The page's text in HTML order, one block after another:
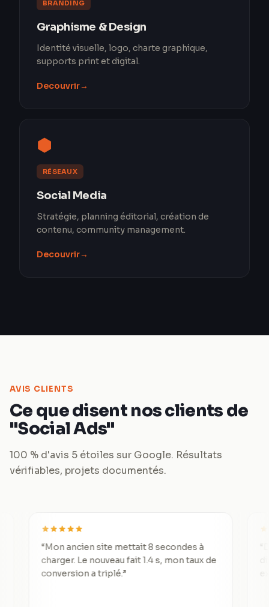
BRANDING
Graphisme & Design
Identité visuelle, logo, charte graphique,
supports print et digital.
Decouvrir→
⬢
RÉSEAUX
Social Media
Stratégie, planning éditorial, création de
contenu, community management.
Decouvrir→
AVIS CLIENTS
Ce que disent nos clients de
"Social Ads"
100 % d'avis 5 étoiles sur Google. Résultats
vérifiables, projets documentés.
Mon ancien site mettait 8 secondes à
charger. Le nouveau fait 1.4 s, mon taux de
conversion a triplé. ”